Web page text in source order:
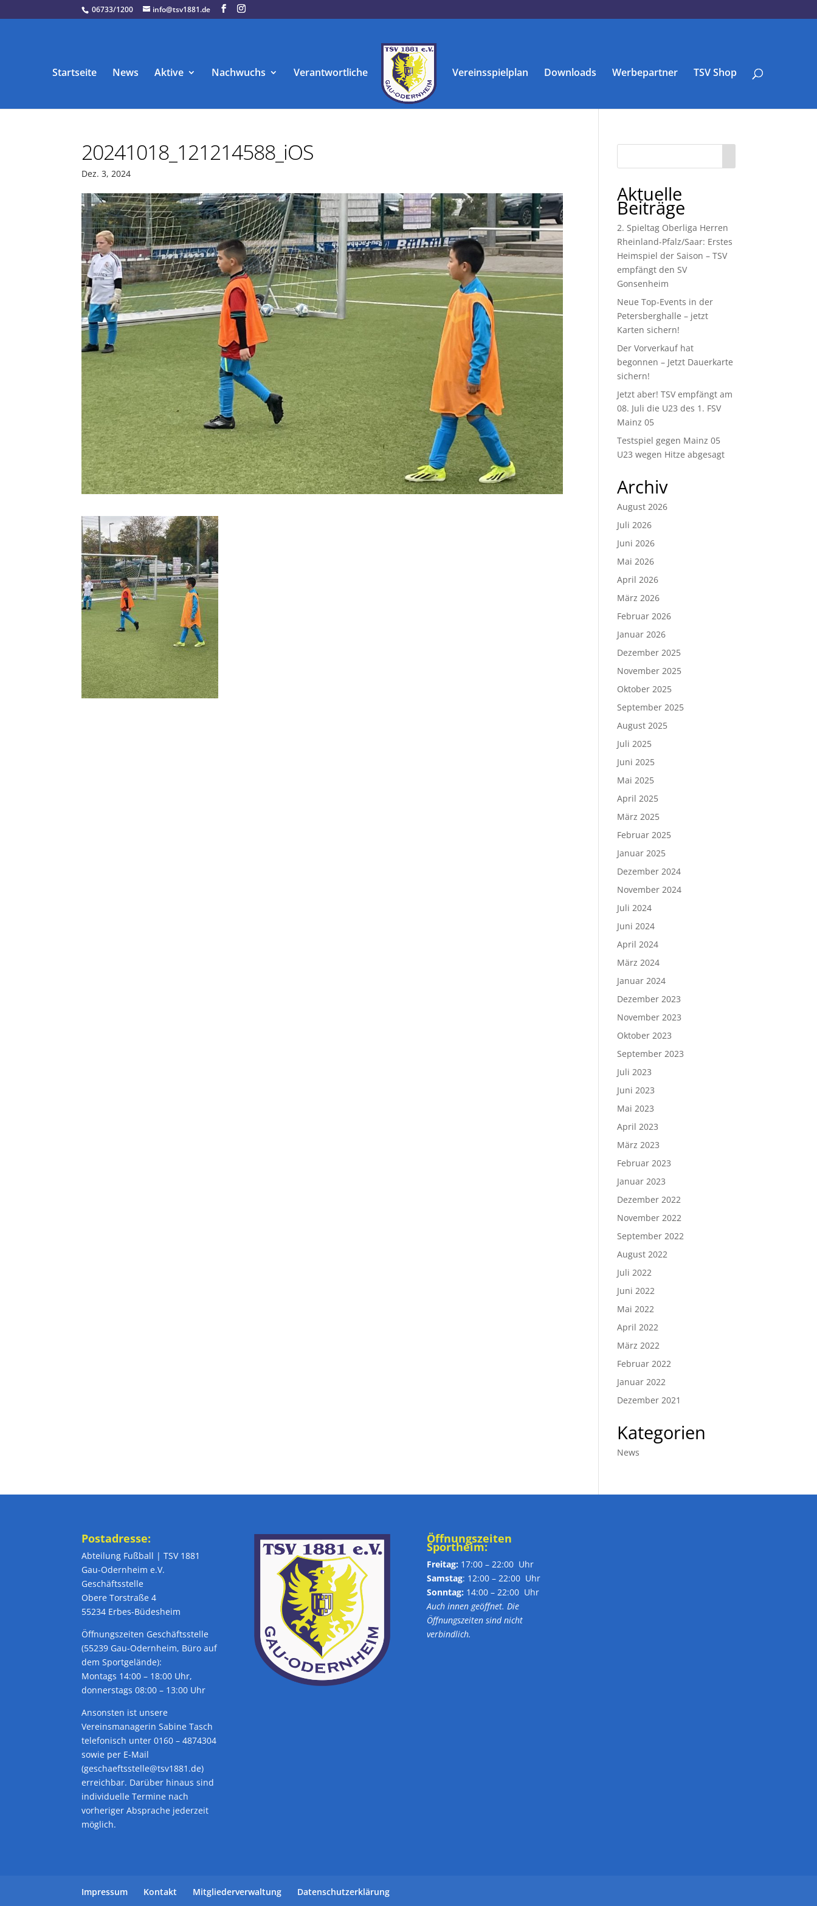
06733/1200 info@tsv1881.de
Startseite News Aktive Nachwuchs Verantwortliche Vereinsspielplan Downloads Werbepartner TSV Shop
20241018_121214588_iOS
Dez. 3, 2024
Aktuelle
Beiträge
2. Spieltag Oberliga Herren
Rheinland-Pfalz/Saar: Erstes
Heimspiel der Saison – TSV
empfängt den SV
Gonsenheim
Neue Top-Events in der
Petersberghalle – jetzt
Karten sichern!
Der Vorverkauf hat
begonnen – Jetzt Dauerkarte
sichern!
Jetzt aber! TSV empfängt am
08. Juli die U23 des 1. FSV
Mainz 05
Testspiel gegen Mainz 05
U23 wegen Hitze abgesagt
Archiv
August 2026
Juli 2026
Juni 2026
Mai 2026
April 2026
März 2026
Februar 2026
Januar 2026
Dezember 2025
November 2025
Oktober 2025
September 2025
August 2025
Juli 2025
Juni 2025
Mai 2025
April 2025
März 2025
Februar 2025
Januar 2025
Dezember 2024
November 2024
Juli 2024
Juni 2024
April 2024
März 2024
Januar 2024
Dezember 2023
November 2023
Oktober 2023
September 2023
Juli 2023
Juni 2023
Mai 2023
April 2023
März 2023
Februar 2023
Januar 2023
Dezember 2022
November 2022
September 2022
August 2022
Juli 2022
Juni 2022
Mai 2022
April 2022
März 2022
Februar 2022
Januar 2022
Dezember 2021
Kategorien
News
Postadresse:
Abteilung Fußball | TSV 1881
Gau-Odernheim e.V.
Geschäftsstelle
Obere Torstraße 4
55234 Erbes-Büdesheim
Öffnungszeiten Geschäftsstelle
(55239 Gau-Odernheim, Büro auf
dem Sportgelände):
Montags 14:00 – 18:00 Uhr,
donnerstags 08:00 – 13:00 Uhr
Ansonsten ist unsere
Vereinsmanagerin Sabine Tasch
telefonisch unter 0160 – 4874304
sowie per E-Mail
(geschaeftsstelle@tsv1881.de)
erreichbar. Darüber hinaus sind
individuelle Termine nach
vorheriger Absprache jederzeit
möglich.
Öffnungszeiten
Sportheim:
Freitag: 17:00 – 22:00 Uhr
Samstag: 12:00 – 22:00 Uhr
Sonntag: 14:00 – 22:00 Uhr
Auch innen geöffnet. Die
Öffnungszeiten sind nicht
verbindlich.
Impressum Kontakt Mitgliederverwaltung Datenschutzerklärung